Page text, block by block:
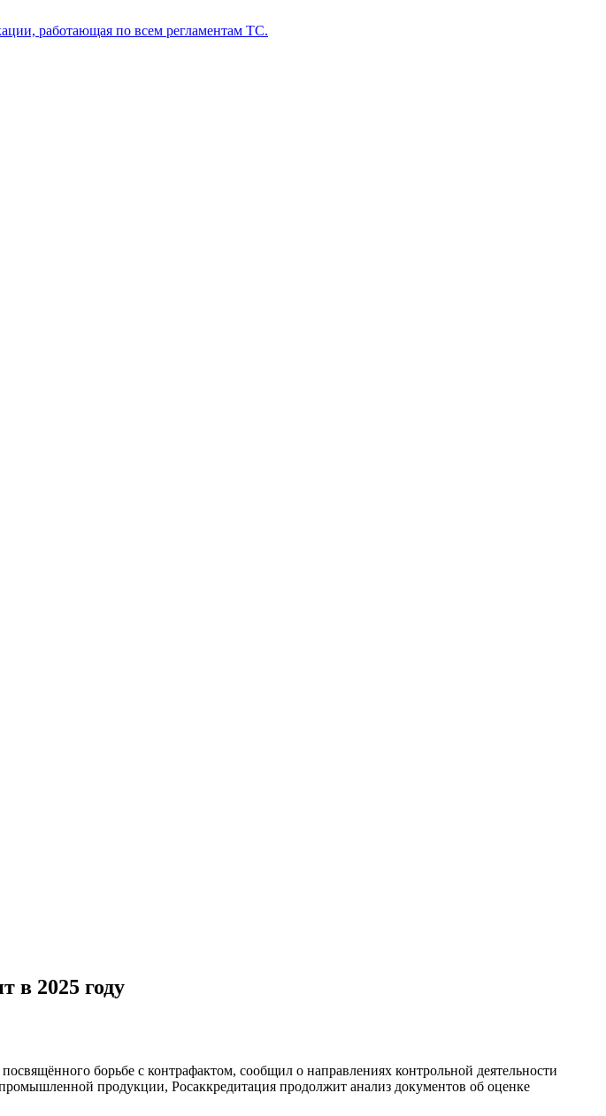
в 2025 году
борьбе с контрафактом, сообщил о направлениях контрольной деятельности
продукции, Росаккредитация продолжит анализ документов об оценке